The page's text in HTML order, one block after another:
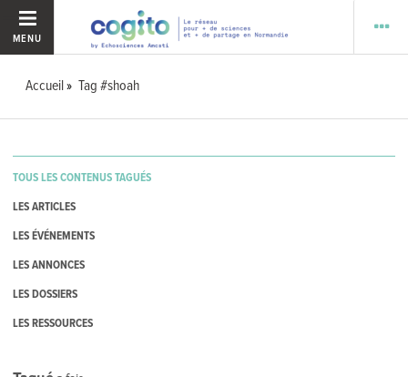
MENU
Accueil Tag #shoah
TOUS LES CONTENUS TAGUÉS
LES ARTICLES
LES ÉVÉNEMENTS
LES ANNONCES
LES DOSSIERS
LES RESSOURCES